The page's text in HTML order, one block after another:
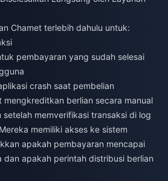
Chamet terlebih dahulu untuk:
pembayaran yang sudah selesai
crash saat pembelian
mengkreditkan berlian secara manual
memverifikasi transaksi di log
memiliki akses ke sistem
apakah pembayaran mencapai
apakah perintah distribusi berlian